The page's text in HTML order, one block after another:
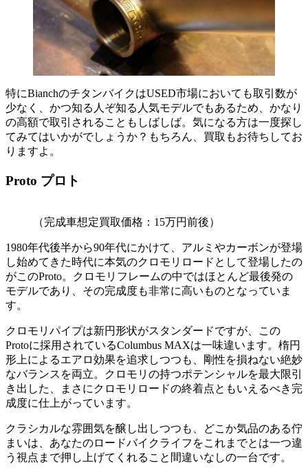
特にBianchのチタンバイクはUSED市場においても取引数が
少なく、かつ知る人ぞ知る人気モデルでもあるため、かなり
の高額で取引されることもしばしば。気になる方は一度探し
てみてはいかがでしょうか？もちろん、買取もお待ちしてお
りますよ。
Proto プロト
（完成車想定買取価格：15万円前後）
1980年代後半から90年代にかけて、アルミやカーボンが登場
し始めてきた時代に本気のクロモリロードとして登場したの
がこのProto。クロモリフレームの中ではほとんど最後発の
モデルであり、その完成度も非常に高いものとなっていま
す。
クロモリパイプは新円形状がスタンダードですが、この
Protoに採用されているColumbus MAXは一味違います。楕円
形上によるエアロ効果を追求しつつも、剛性を損ねない絶妙
なバランスを両立。クロモリの持つポテンシャルを最大限引
き出した、まさにクロモリロードの終着点ともいえるべき完
成度に仕上がっています。
クラシカルな雰囲気を醸し出しつつも、どこか気品のある佇
まいは、あなたのロードバイクライフをこれまでとは一つ違
う視点まで押し上げてくれること間違いなしの一台です。